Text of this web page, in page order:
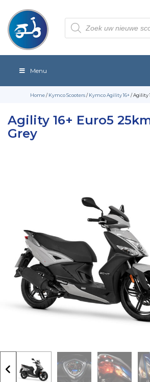
Producten
zoeken
Menu
Home/Kymco Scooters/Kymco Agility 16+/ Agility
Agility 16+ Euro5
Grey